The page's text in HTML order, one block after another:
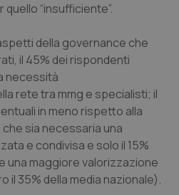
quello “insufficiente”.
della governance che
il 45% dei rispondenti
necessità
rete tra mmg e specialisti; il
in meno rispetto alla
sia necessaria una
e condivisa e solo il 15%
una maggiore valorizzazione
il 35% della media nazionale).
CookieScript
www.quotidianosanita.it